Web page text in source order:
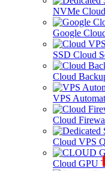
NVMe
Google
SSD Cloud
Cloud
VPS
Cloud
Cloud VPS
Cloud GPU